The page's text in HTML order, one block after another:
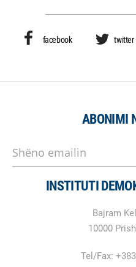
facebook twitter
ABONIMI
Shëno emailin
INSTITUTI
Bajram
10000
Tel/Fax: